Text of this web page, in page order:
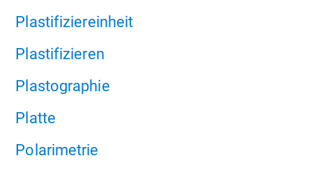
Plastifiziereinheit
Plastifizieren
Plastographie
Platte
Polarimetrie